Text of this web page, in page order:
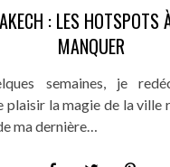
: LES HOTSPOTS
MANQUER
semaines, je
plaisir la magie de la ville
ma dernière…